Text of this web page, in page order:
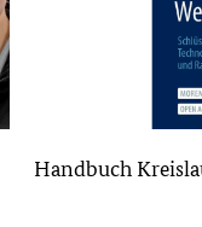
Handbuch